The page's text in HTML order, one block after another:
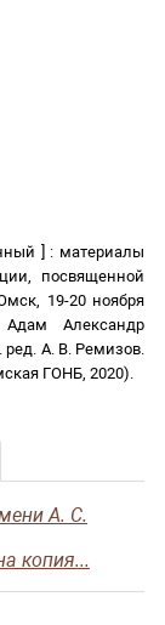
: материалы
посвященной
19-20 ноября
Адам Александр
ред. А. В. Ремизов.
ГОНБ, 2020).
записи
А. С.
копия...